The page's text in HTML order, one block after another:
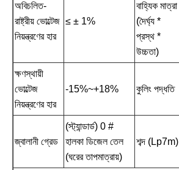
অবিচলিত-
রাষ্ট্রীয় ভোল্টেজ
নিয়ন্ত্রণের হার
≤ ± 1%
বাহ্যিক মাত্রা
(দৈর্ঘ্য *
প্রস্থ *
উচ্চতা)
ক্ষণস্থায়ী
ভোল্টেজ
নিয়ন্ত্রণের হার
-15%~+18% কুলিং পদ্ধতি
জ্বালানী গ্রেড
(স্ট্যান্ডার্ড) 0 #
হালকা ডিজেল তেল
(ঘরের তাপমাত্রায়)
শব্দ (Lp7m)